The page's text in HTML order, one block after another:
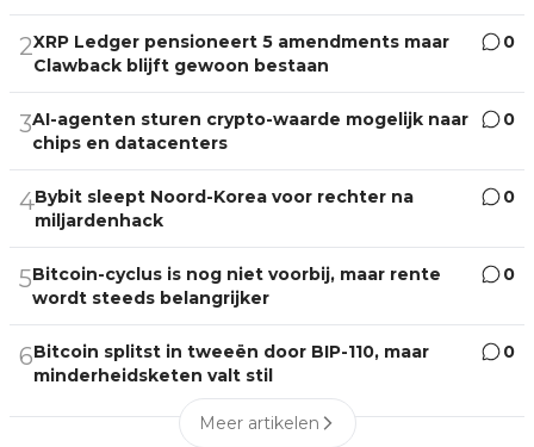
2XRP Ledger pensioneert 5 amendments maar
Clawback blijft gewoon bestaan
0
3AI-agenten sturen crypto-waarde mogelijk naar
chips en datacenters
0
4Bybit sleept Noord-Korea voor rechter na
miljardenhack
0
5Bitcoin-cyclus is nog niet voorbij, maar rente
wordt steeds belangrijker
0
6Bitcoin splitst in tweeën door BIP-110, maar
minderheidsketen valt stil
0
Meer artikelen